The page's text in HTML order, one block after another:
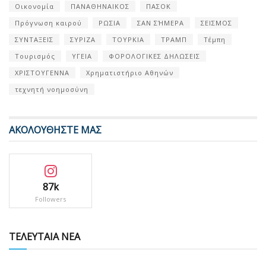
Οικονομία
ΠΑΝΑΘΗΝΑΙΚΟΣ
ΠΑΣΟΚ
Πρόγνωση καιρού
ΡΩΣΙΑ ΣΑΝ ΣΉΜΕΡΑ
ΣΕΙΣΜΟΣ
ΣΥΝΤΑΞΕΙΣ
ΣΥΡΙΖΑ ΤΟΥΡΚΙΑ ΤΡΑΜΠ
Τέμπη
Τουρισμός
ΥΓΕΙΑ
ΦΟΡΟΛΟΓΙΚΕΣ ΔΗΛΩΣΕΙΣ
ΧΡΙΣΤΟΥΓΕΝΝΑ
Χρηματιστήριο Αθηνών
τεχνητή νοημοσύνη
ΑΚΟΛΟΥΘΗΣΤΕ ΜΑΣ
87k
Followers
ΤΕΛΕΥΤΑΙΑ ΝΕΑ